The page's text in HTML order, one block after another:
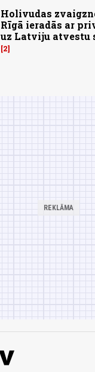
Holivudas
Rīgā ieradās ar
uz Latviju atvestu
2